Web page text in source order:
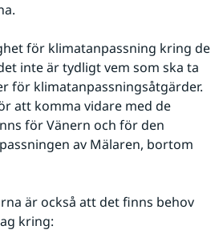
för klimatanpassning kring de
inte är tydligt vem som ska ta
för klimatanpassningsåtgärder.
att komma vidare med de
för Vänern och för den
av Mälaren, bortom
är också att det finns behov
kring: